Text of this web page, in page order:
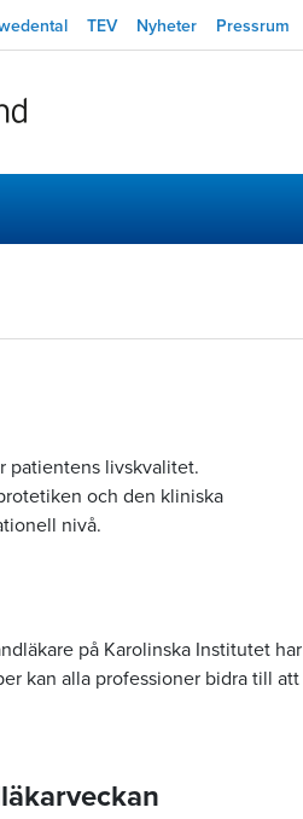
TEV Nyheter Pressrum
patientens livskvalitet.
och den kliniska
nivå.
på Karolinska Institutet har
kan alla professioner bidra till att